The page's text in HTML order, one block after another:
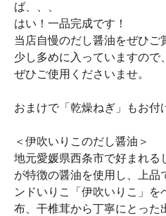
ば、、、
はい！一品完成です！
当店自慢のだし醤油をぜひご
少し多めに入っていますので
ぜひご使用くださいませ。
おまけで「乾燥ねぎ」もお付
＜伊吹いりこのだし醤油＞
地元愛媛県西条市で好まれる
が特徴の醤油を使用し、上品
ンドいりこ「伊吹いりこ」を
布、干椎茸から丁寧にとった